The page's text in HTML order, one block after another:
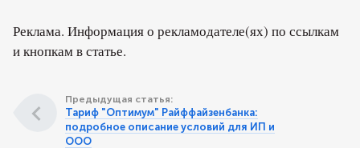
Реклама. Информация о рекламодателе(ях) по ссылкам
и кнопкам в статье.
Предыдущая статья:
Тариф "Оптимум" Райффайзенбанка:
подробное описание условий для ИП и
ООО